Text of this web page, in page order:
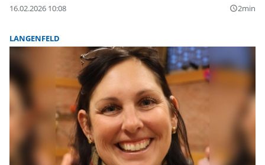
16.02.2026 10:08 query_builder2min
LANGENFELD